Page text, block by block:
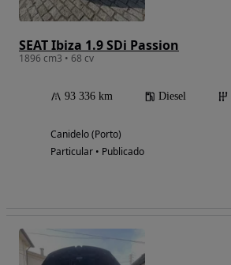
SEAT Ibiza 1.9 SDi Passion
1896 cm3 • 68 cv
93 336 km Diesel
Canidelo (Porto)
Particular • Publicado